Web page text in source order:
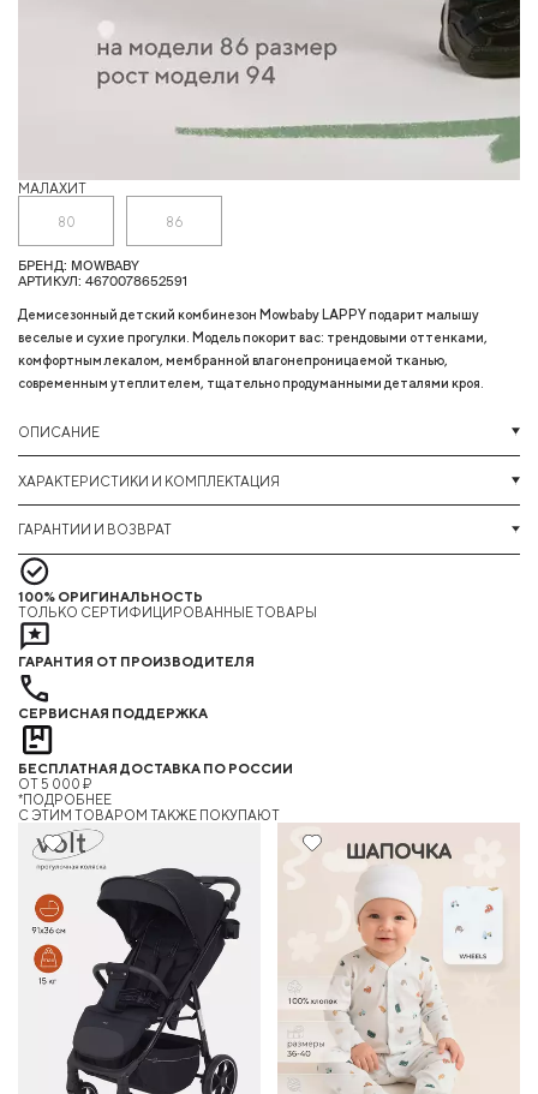
МАЛАХИТ
80 86
БРЕНД: MOWBABY
АРТИКУЛ: 4670078652591
Демисезонный детский комбинезон Mowbaby LAPPY подарит малышу
веселые и сухие прогулки. Модель покорит вас: трендовыми оттенками,
комфортным лекалом, мембранной влагонепроницаемой тканью,
современным утеплителем, тщательно продуманными деталями кроя.
ОПИСАНИЕ
ХАРАКТЕРИСТИКИ И КОМПЛЕКТАЦИЯ
ГАРАНТИИ И ВОЗВРАТ
100% ОРИГИНАЛЬНОСТЬ
ТОЛЬКО СЕРТИФИЦИРОВАННЫЕ ТОВАРЫ
ГАРАНТИЯ ОТ ПРОИЗВОДИТЕЛЯ
СЕРВИСНАЯ ПОДДЕРЖКА
БЕСПЛАТНАЯ ДОСТАВКА ПО РОССИИ
ОТ 5 000 ₽
*ПОДРОБНЕЕ
C ЭТИМ ТОВАРОМ ТАКЖЕ ПОКУПАЮТ